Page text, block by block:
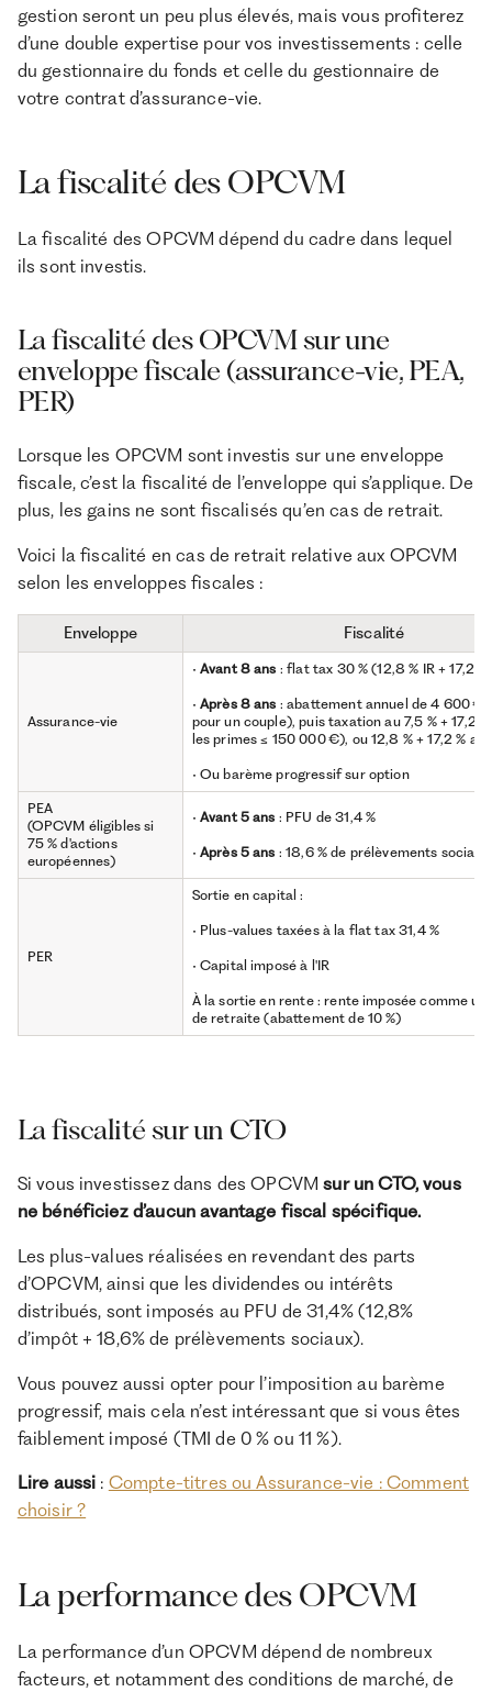
gestion seront un peu plus élevés, mais vous profiterez
d’une double expertise pour vos investissements : celle
du gestionnaire du fonds et celle du gestionnaire de
votre contrat d’assurance-vie.
La fiscalité des OPCVM
La fiscalité des OPCVM dépend du cadre dans lequel
ils sont investis.
La fiscalité des OPCVM sur une
enveloppe fiscale (assurance-vie, PEA,
PER)
Lorsque les OPCVM sont investis sur une enveloppe
fiscale, c’est la fiscalité de l’enveloppe qui s’applique. De
plus, les gains ne sont fiscalisés qu’en cas de retrait.
Voici la fiscalité en cas de retrait relative aux OPCVM
selon les enveloppes fiscales :
Enveloppe Fiscalité
Assurance-vie
• Avant 8 ans : flat tax 30 % (12,8 % IR + 17,2 %
• Après 8 ans : abattement annuel de 4 600 €
pour un couple), puis taxation au 7,5 % + 17,2
les primes ≤ 150 000 €), ou 12,8 % + 17,2 %
• Ou barème progressif sur option
PEA
(OPCVM éligibles si
75 % d'actions
européennes)
• Avant 5 ans : PFU de 31,4 %
• Après 5 ans : 18,6 % de prélèvements sociaux
PER
Sortie en capital :
• Plus-values taxées à la flat tax 31,4 %
• Capital imposé à l'IR
À la sortie en rente : rente imposée comme
de retraite (abattement de 10 %)
La fiscalité sur un CTO
Si vous investissez dans des OPCVMsur un CTO, vous
ne bénéficiez d’aucun avantage fiscal spécifique.
Les plus-values réalisées en revendant des parts
d’OPCVM, ainsi que les dividendes ou intérêts
distribués, sont imposés au PFU de 31,4% (12,8%
d’impôt + 18,6% de prélèvements sociaux).
Vous pouvez aussi opter pour l’imposition au barème
progressif, mais cela n’est intéressant que si vous êtes
faiblement imposé (TMI de 0 % ou 11 %).
Lire aussi : Compte-titres ou Assurance-vie : Comment
choisir ?
La performance des OPCVM
La performance d’un OPCVM dépend de nombreux
facteurs, et notamment des conditions de marché, de